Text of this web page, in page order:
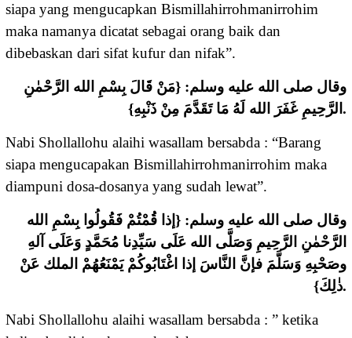
siapa yang mengucapkan Bismillahirrohmanirrohim
maka namanya dicatat sebagai orang baik dan
dibebaskan dari sifat kufur dan nifak”.
وقال صلى الله عليه وسلم: {مَنْ قَالَ بِسْمِ الله الرَّحْمٰنِ
الرَّحِيمِ غَفَرَ الله لَهُ مَا تَقَدَّمَ مِنْ ذَنْبِهِ}.
Nabi Shollallohu alaihi wasallam bersabda : “Barang
siapa mengucapakan Bismillahirrohmanirrohim maka
diampuni dosa-dosanya yang sudah lewat”.
وقال صلى الله عليه وسلم: {إذا قُمْتُمْ فَقُولُوا بِسْمِ الله
الرَّحْمٰنِ الرَّحِيمِ وَصَلَّى الله عَلَى سَيِّدِنا مُحَمَّدٍ وَعَلَى آلهِ
وصَحْبِهِ وَسَلَّمَ فإنَّ النَّاسَ إذا اغْتَابُوكُمْ يَمْنَعُهُمْ الملك عَنْ
ذٰلِكَ}.
Nabi Shollallohu alaihi wasallam bersabda : ” ketika